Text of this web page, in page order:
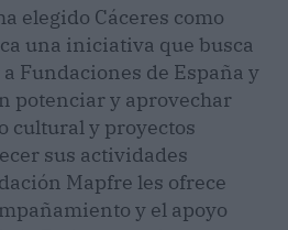
elegido Cáceres como
una iniciativa que busca
Fundaciones de España y
potenciar y aprovechar
cultural y proyectos
sus actividades
Mapfre les ofrece
y el apoyo